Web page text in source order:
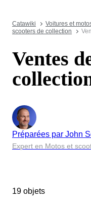
Catawiki Voitures et
scooters de collection
Ventes
Préparées par John
Expert en Motos et
19 objets